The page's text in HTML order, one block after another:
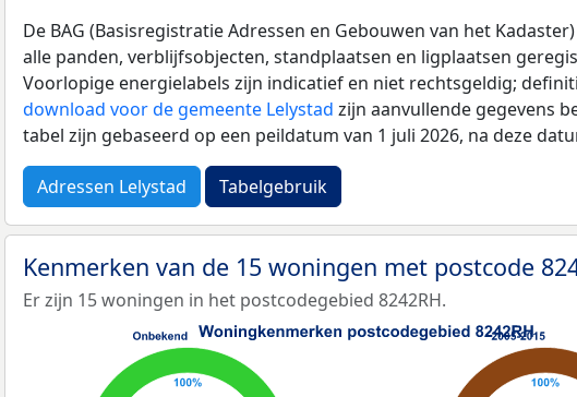
De BAG (Basisregistratie Adressen en Gebouwen van het
alle panden, verblijfsobjecten, standplaatsen en ligplaatsen
Voorlopige energielabels zijn indicatief en niet rechtsgeldig;
download voor de gemeente Lelystad zijn aanvullende gegevens
tabel zijn gebaseerd op een peildatum van 1 juli 2026, na deze
Adressen Lelystad Tabelgebruik
Kenmerken van de 15 woningen met postcode
Er zijn 15 woningen in het postcodegebied 8242RH.